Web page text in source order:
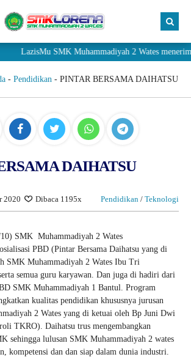
LazisMu SMK Muhammadiyah 2 Wates menerima
- Pendidikan - PINTAR BERSAMA DAIHATSU
DAIHATSU
2020 Dibaca 1195x Pendidikan / Teknologi
SMK Muhammadiyah 2 Wates
PBD (Pintar Bersama Daihatsu yang di
SMK Muhammadiyah 2 Wates Ibu Tri
semua guru karyawan. Dan juga di hadiri dari
SMK Muhammadiyah 1 Bantul. Program
kualitas pendidikan khususnya jurusan
2 Wates yang di ketuai oleh Bp Juni Dwi
TKRO). Daihatsu trus mengembangkan
sehingga lulusan SMK Muhammadiyah 2 wates
kompetensi dan dan siap dalam dunia industri.